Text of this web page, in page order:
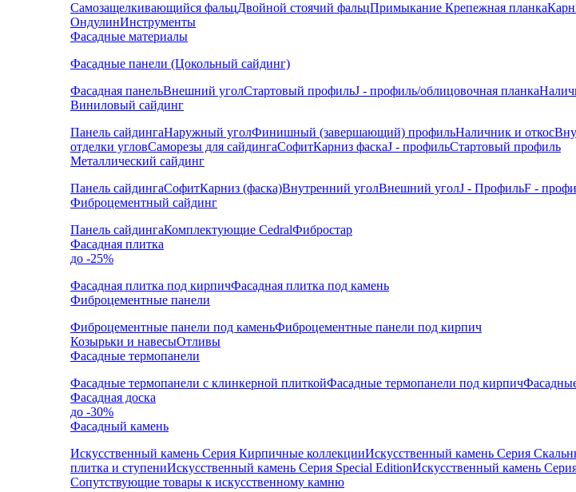
Самозащелкивающийся фальцДвойной стоячий фальцПримыкание Крепежная планка
ОндулинИнструменты
Фасадные материалы
Фасадные панели (Цокольный сайдинг)
Фасадная панельВнешний уголСтартовый профильJ - профиль/облицовочная планка
Виниловый сайдинг
Панель сайдингаНаружный уголФинишный (завершающий) профильНаличник и откос
отделки угловСаморезы для сайдингаСофитКарниз фаскаJ - профильСтартовый профиль
Металлический сайдинг
Панель сайдингаСофитКарниз (фаска)Внутренний уголВнешний уголJ - ПрофильF -
Фиброцементный сайдинг
Панель сайдингаКомплектующие CedralФибростар
Фасадная плитка
до -25%
Фасадная плитка под кирпичФасадная плитка под камень
Фиброцементные панели
Фиброцементные панели под каменьФиброцементные панели под кирпич
Козырьки и навесыОтливы
Фасадные термопанели
Фасадные термопанели с клинкерной плиткойФасадные термопанели под кирпич
Фасадная доска
до -30%
Фасадный камень
Искусственный камень Серия Кирпичные коллекцииИскусственный камень Серия
плитка и ступениИскусственный камень Серия Special EditionИскусственный камень
Сопутствующие товары к искусственному камню